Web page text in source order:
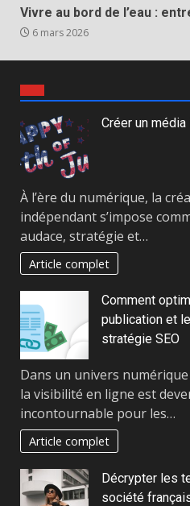
Vivre au bord de l’eau :
6 mars 2026
Créer un média
À l’ère du numérique, la
indépendant s’impose
audace, stratégie et…
Article complet
Comment
publication et
stratégie SEO
Dans un univers
la visibilité en ligne est
incontournable pour les…
Article complet
Décrypter les
société